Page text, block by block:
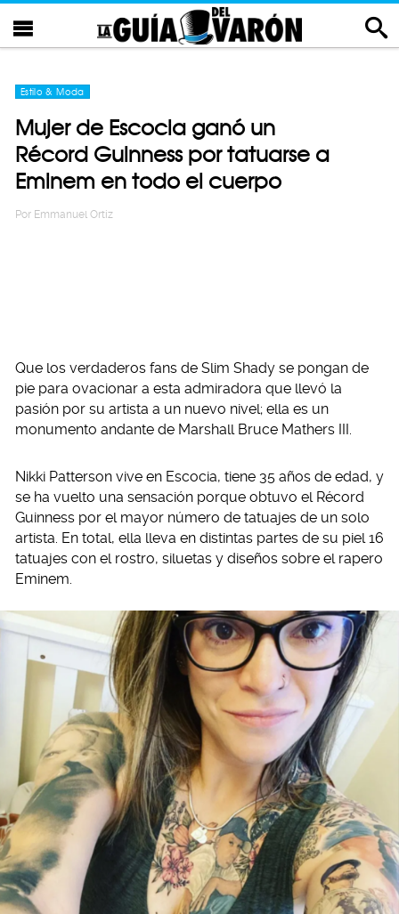
Estilo & Moda
Mujer de Escocia ganó un
Récord Guinness por tatuarse a
Eminem en todo el cuerpo
Por Emmanuel Ortiz
Que los verdaderos fans de Slim Shady se pongan de
pie para ovacionar a esta admiradora que llevó la
pasión por su artista a un nuevo nivel; ella es un
monumento andante de Marshall Bruce Mathers III.
Nikki Patterson vive en Escocia, tiene 35 años de edad, y
se ha vuelto una sensación porque obtuvo el Récord
Guinness por el mayor número de tatuajes de un solo
artista. En total, ella lleva en distintas partes de su piel 16
tatuajes con el rostro, siluetas y diseños sobre el rapero
Eminem.